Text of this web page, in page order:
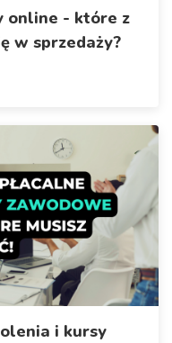
online - które z
w sprzedaży?
i kursy